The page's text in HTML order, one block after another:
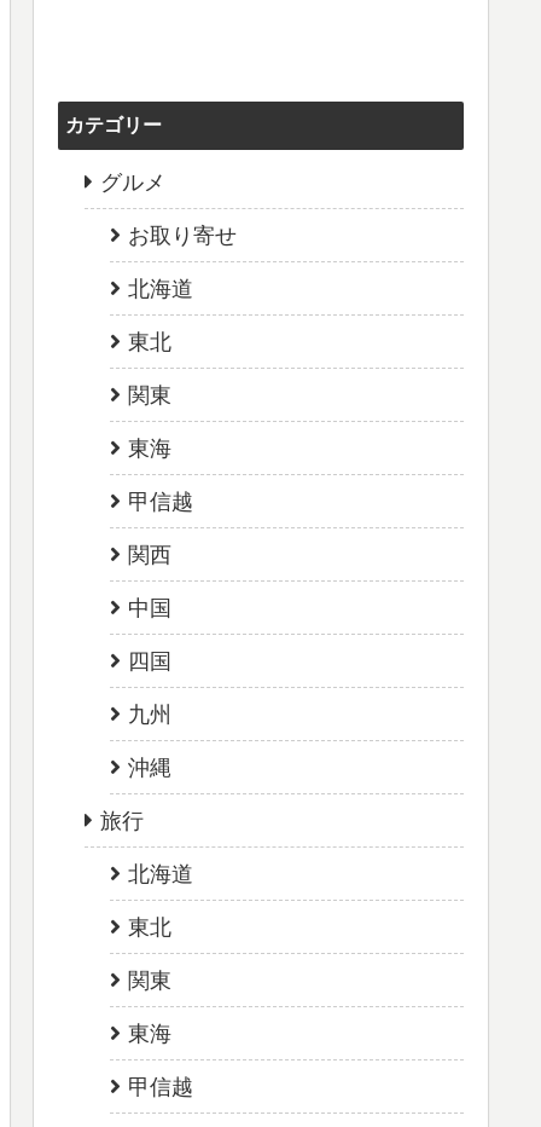
カテゴリー
グルメ
お取り寄せ
北海道
東北
関東
東海
甲信越
関西
中国
四国
九州
沖縄
旅行
北海道
東北
関東
東海
甲信越